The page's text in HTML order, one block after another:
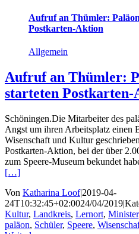
Aufruf an Thümler:
Postkarten-Aktion
Allgemein
Aufruf an Thümler:
starteten Postkarten-
Schöningen.Die Mitarbeiter des
Angst um ihren Arbeitsplatz einen
Wisenschaft und Kultur
Postkarten-Aktion, bei der über
zum Speere-Museum bekundet
[…]
Von Katharina Loof|2019-04-
24T10:32:45+02:0024/04/2019|
Kultur, Landkreis, Lernort, Minister
paläon, Schüler, Speere,